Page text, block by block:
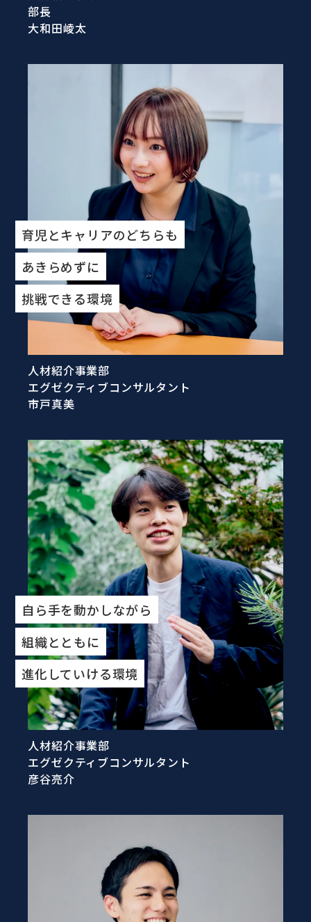
部長
大和田崚太
育児とキャリアのどちらも
あきらめずに
挑戦できる環境
人材紹介事業部
エグゼクティブコンサルタント
市戸真美
自ら手を動かしながら
組織とともに
進化していける環境
人材紹介事業部
エグゼクティブコンサルタント
彦谷亮介